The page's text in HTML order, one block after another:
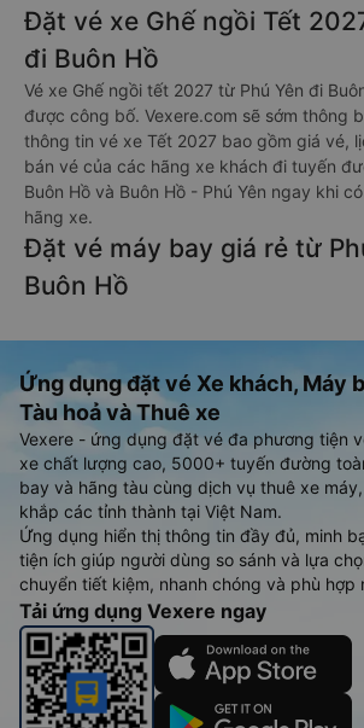
Đặt vé xe Ghế ngồi Tết
đi Buôn Hồ
Vé xe Ghế ngồi tết 2027 từ Phú Yên đi
được công bố. Vexere.com sẽ sớm thông
thông tin vé xe Tết 2027 bao gồm giá vé,
bán vé của các hãng xe khách đi tuyến
Buôn Hồ và Buôn Hồ - Phú Yên ngay khi
hãng xe.
Đặt vé máy bay giá rẻ từ
Buôn Hồ
Ứng dụng đặt vé Xe khách, Máy
Tàu hoả và Thuê xe
Vexere - ứng dụng đặt vé đa phương tiện
xe chất lượng cao, 5000+ tuyến đường
bay và hãng tàu cùng dịch vụ thuê xe
khắp các tỉnh thành tại Việt Nam.
Ứng dụng hiển thị thông tin đầy đủ, minh
tiện ích giúp người dùng so sánh và lựa
chuyển tiết kiệm, nhanh chóng và phù hợp
Tải ứng dụng Vexere ngay